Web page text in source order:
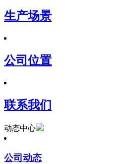
生产场景
公司位置
联系我们
动态中心
公司动态